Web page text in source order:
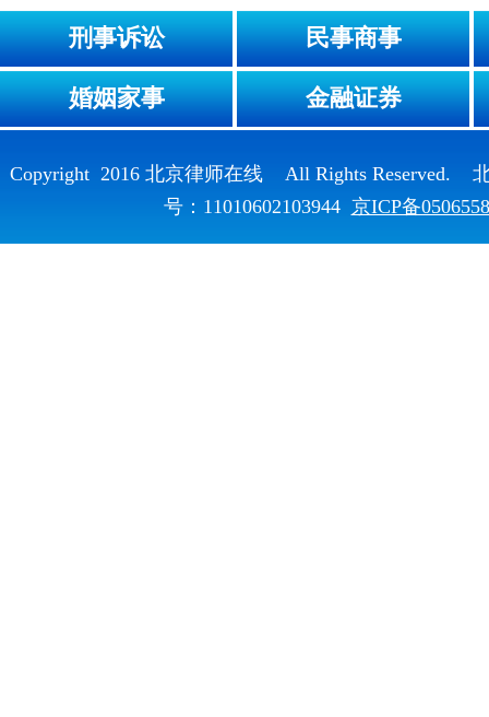
刑事诉讼 民事商事
婚姻家事 金融证券
Copyright 2016 北京律师在线 All Rights Reserved.
号：11010602103944 京ICP备